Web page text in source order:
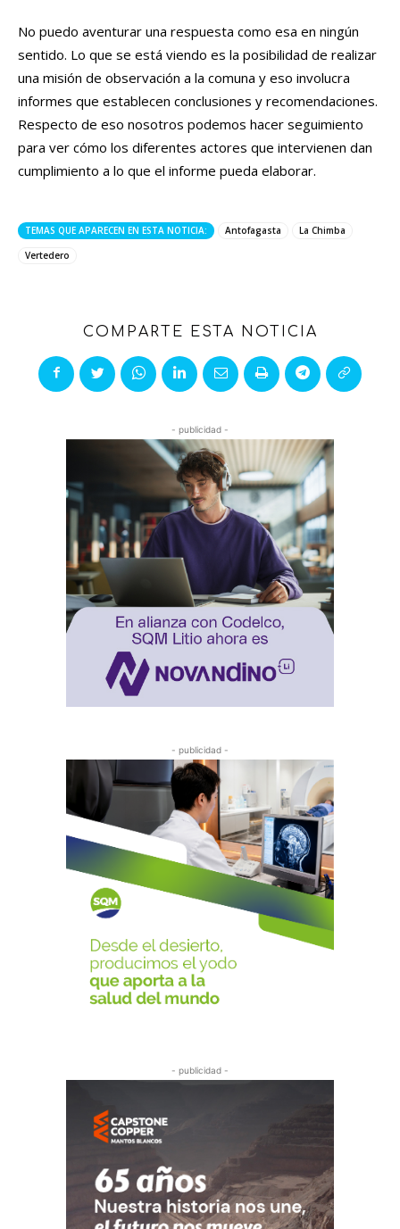
No puedo aventurar una respuesta como esa en ningún
sentido. Lo que se está viendo es la posibilidad de realizar
una misión de observación a la comuna y eso involucra
informes que establecen conclusiones y recomendaciones.
Respecto de eso nosotros podemos hacer seguimiento
para ver cómo los diferentes actores que intervienen dan
cumplimiento a lo que el informe pueda elaborar.
TEMAS QUE APARECEN EN ESTA NOTICIA: Antofagasta
La Chimba
Vertedero
COMPARTE ESTA NOTICIA
- publicidad -
- publicidad -
- publicidad -